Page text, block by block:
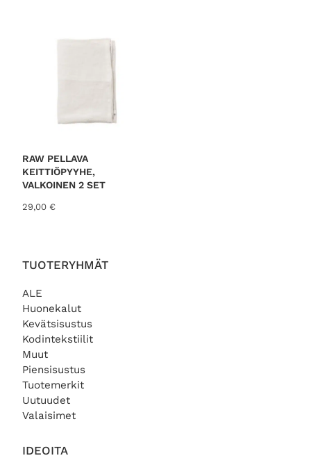
TUOTERYHMÄT
ALE
Huonekalut
Kevätsisustus
Kodintekstiilit
Muut
Piensisustus
Tuotemerkit
Uutuudet
Valaisimet
IDEOITA
RAW PELLAVA
KEITTIÖPYYHE,
VALKOINEN 2 SET
29,00 €